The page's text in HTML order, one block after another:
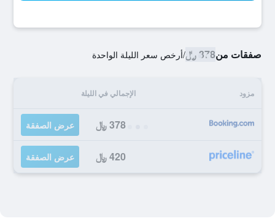
صفقات من378 ﷼ /أرخص سعر الليلة الواحدة
مزود الإجمالي في الليلة
378 ﷼ عرض الصفقة
420 ﷼ عرض الصفقة